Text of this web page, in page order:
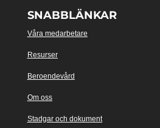
SNABBLÄNKAR
Våra medarbetare
Resurser
Beroendevård
Om oss
Stadgar och dokument